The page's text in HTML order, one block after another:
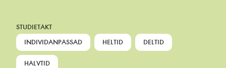
STUDIETAKT
INDIVIDANPASSAD
HELTID DELTID
HALVTID